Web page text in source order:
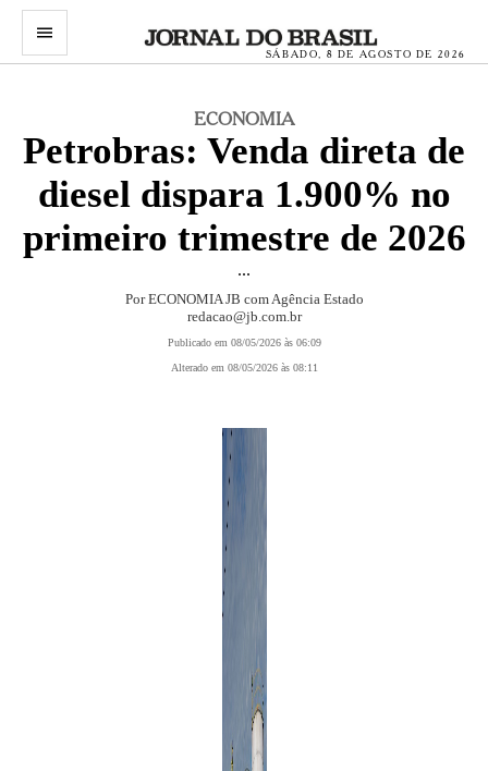
menu
SÁBADO, 8 DE AGOSTO DE 2026
ECONOMIA
Petrobras: Venda direta de
diesel dispara 1.900% no
primeiro trimestre de 2026
...
PorECONOMIA JB com Agência Estado
redacao@jb.com.br
Publicado em 08/05/2026 às 06:09
Alterado em 08/05/2026 às 08:11